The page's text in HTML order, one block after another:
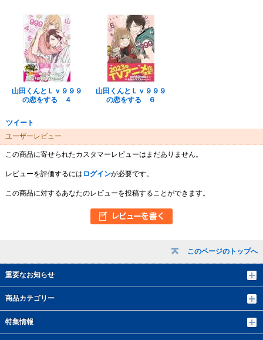
このページのトップへ
重要なお知らせ
商品カテゴリー
特集情報
山田くんとＬｖ９９９
の恋をする ４
山田くんとＬｖ９９９
の恋をする ６
ツイート
ユーザーレビュー
この商品に寄せられたカスタマーレビューはまだありません。
レビューを評価するには ログインが必要です。
この商品に対するあなたのレビューを投稿することができます。